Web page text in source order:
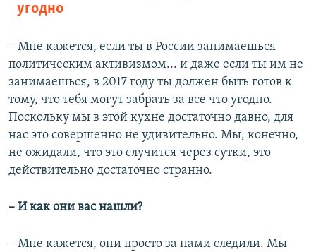
угодно
– Мне кажется, если ты в России занимаешься
политическим активизмом... и даже если ты им не
занимаешься, в 2017 году ты должен быть готов к
тому, что тебя могут забрать за все что угодно.
Поскольку мы в этой кухне достаточно давно, для
нас это совершенно не удивительно. Мы, конечно,
не ожидали, что это случится через сутки, это
действительно достаточно странно.
– ​И как они вас нашли?
– Мне кажется, они просто за нами следили. Мы